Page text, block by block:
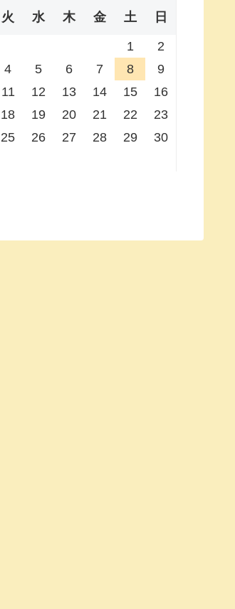
火 水 木 金 土 日
1
2
4 5 6 7 8
9
11 12 13 14 15
16
18 19 20 21 22
23
25 26 27 28 29
30